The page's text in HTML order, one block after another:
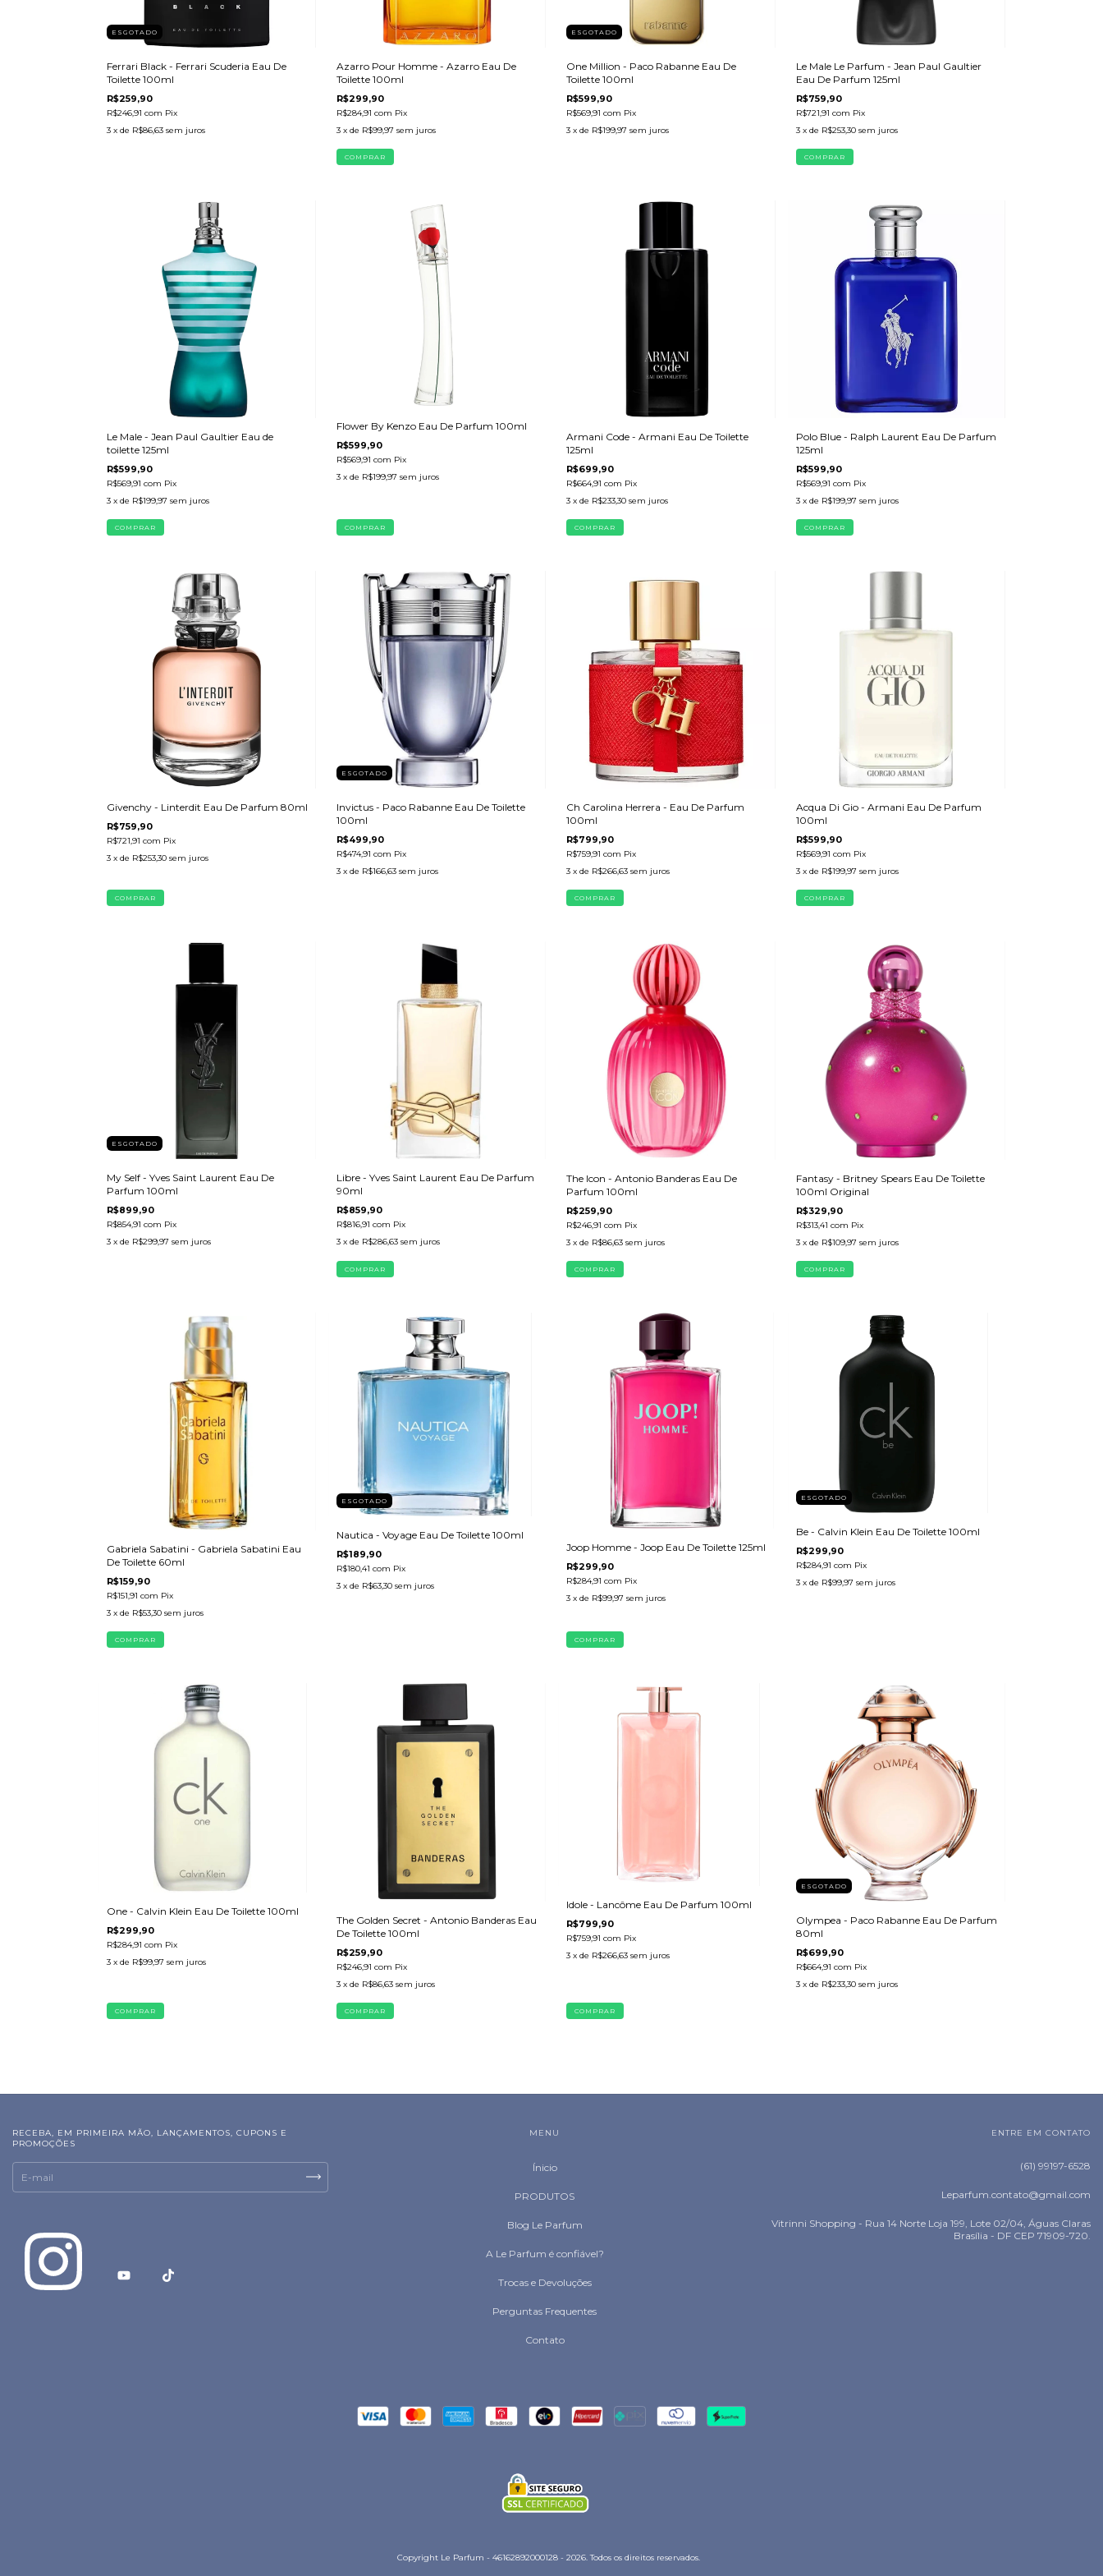
ESGOTADO
Ferrari Black - Ferrari Scuderia Eau De
Toilette 100ml
R$259,90
R$246,91 com Pix
3 x de R$86,63 sem juros
Azarro Pour Homme - Azarro Eau De
Toilette 100ml
R$299,90
R$284,91 com Pix
3 x de R$99,97 sem juros
ESGOTADO
One Million - Paco Rabanne Eau De
Toilette 100ml
R$599,90
R$569,91 com Pix
3 x de R$199,97 sem juros
Le Male Le Parfum - Jean Paul Gaultier
Eau De Parfum 125ml
R$759,90
R$721,91 com Pix
3 x de R$253,30 sem juros
Le Male - Jean Paul Gaultier Eau de
toilette 125ml
R$599,90
R$569,91 com Pix
3 x de R$199,97 sem juros
Flower By Kenzo Eau De Parfum 100ml
R$599,90
R$569,91 com Pix
3 x de R$199,97 sem juros
Armani Code - Armani Eau De Toilette
125ml
R$699,90
R$664,91 com Pix
3 x de R$233,30 sem juros
Polo Blue - Ralph Laurent Eau De Parfum
125ml
R$599,90
R$569,91 com Pix
3 x de R$199,97 sem juros
Givenchy - Linterdit Eau De Parfum 80ml
R$759,90
R$721,91 com Pix
3 x de R$253,30 sem juros
ESGOTADO
Invictus - Paco Rabanne Eau De Toilette
100ml
R$499,90
R$474,91 com Pix
3 x de R$166,63 sem juros
Ch Carolina Herrera - Eau De Parfum
100ml
R$799,90
R$759,91 com Pix
3 x de R$266,63 sem juros
Acqua Di Gio - Armani Eau De Parfum
100ml
R$599,90
R$569,91 com Pix
3 x de R$199,97 sem juros
ESGOTADO
My Self - Yves Saint Laurent Eau De
Parfum 100ml
R$899,90
R$854,91 com Pix
3 x de R$299,97 sem juros
Libre - Yves Saint Laurent Eau De Parfum
90ml
R$859,90
R$816,91 com Pix
3 x de R$286,63 sem juros
The Icon - Antonio Banderas Eau De
Parfum 100ml
R$259,90
R$246,91 com Pix
3 x de R$86,63 sem juros
Fantasy - Britney Spears Eau De Toilette
100ml Original
R$329,90
R$313,41 com Pix
3 x de R$109,97 sem juros
Gabriela Sabatini - Gabriela Sabatini Eau
De Toilette 60ml
R$159,90
R$151,91 com Pix
3 x de R$53,30 sem juros
ESGOTADO
Nautica - Voyage Eau De Toilette 100ml
R$189,90
R$180,41 com Pix
3 x de R$63,30 sem juros
Joop Homme - Joop Eau De Toilette 125ml
R$299,90
R$284,91 com Pix
3 x de R$99,97 sem juros
ESGOTADO
Be - Calvin Klein Eau De Toilette 100ml
R$299,90
R$284,91 com Pix
3 x de R$99,97 sem juros
One - Calvin Klein Eau De Toilette 100ml
R$299,90
R$284,91 com Pix
3 x de R$99,97 sem juros
The Golden Secret - Antonio Banderas Eau
De Toilette 100ml
R$259,90
R$246,91 com Pix
3 x de R$86,63 sem juros
Idole - Lancôme Eau De Parfum 100ml
R$799,90
R$759,91 com Pix
3 x de R$266,63 sem juros
ESGOTADO
Olympea - Paco Rabanne Eau De Parfum
80ml
R$699,90
R$664,91 com Pix
3 x de R$233,30 sem juros
RECEBA, EM PRIMEIRA MÃO, LANÇAMENTOS, CUPONS E
PROMOÇÕES
MENU
Ínicio
PRODUTOS
Blog Le Parfum
A Le Parfum é confiável?
Trocas e Devoluções
Perguntas Frequentes
Contato
ENTRE EM CONTATO
(61) 99197-6528
Leparfum.contato@gmail.com
Vitrinni Shopping - Rua 14 Norte Loja 199, Lote 02/04, Águas Claras
Brasília - DF CEP 71909-720.
Copyright Le Parfum - 46162892000128 - 2026. Todos os direitos reservados.